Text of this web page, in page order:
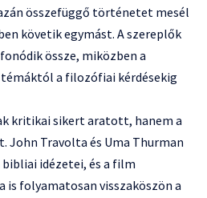
összefüggő történetet mesél
követik egymást. A szereplők
össze, miközben a
a filozófiai kérdésekig
kritikai sikert aratott, hanem a
John Travolta és Uma Thurman
bibliai idézetei, és a film
folyamatosan visszaköszön a